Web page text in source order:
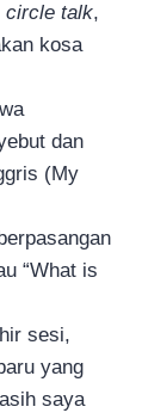
circle talk,
kosa
dan
(My
“What is
sesi,
yang
saya